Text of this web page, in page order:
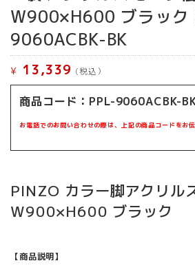
W900×H600 ブラック
9060ACBK-BK
¥ 13,339 (税込）
商品コード：PPL-9060ACBK-
お電話でのお問い合わせの際は、上記の商品コードをお
PINZO カラー脚アクリル
W900×H600 ブラック
【商品説明】